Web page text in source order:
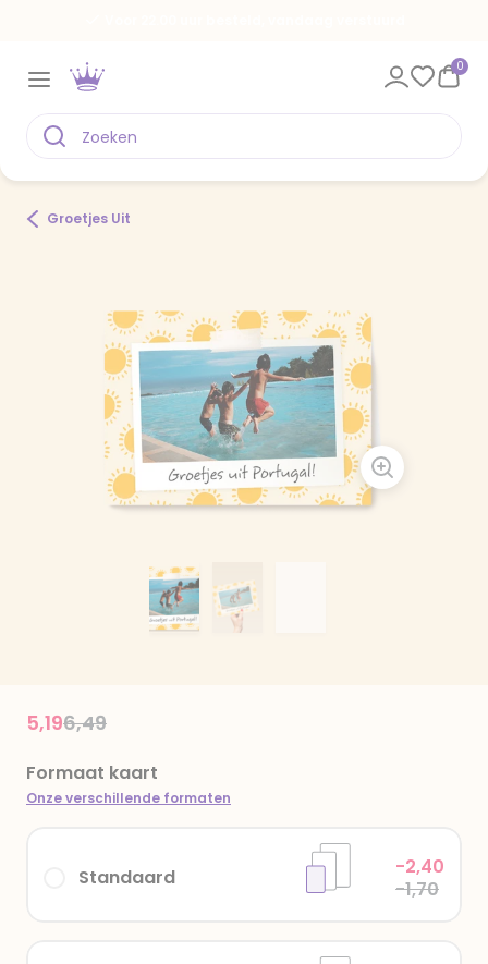
0
Groetjes Uit
Price reduced from
6,49to
5,19
Formaat kaart
Onze verschillende formaten
Standaard
-2,40
-1,70